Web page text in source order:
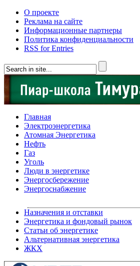
О проекте
Реклама на сайте
Информационные партнеры
Политика конфиденциальности
RSS for Entries
Главная
Электроэнергетика
Атомная Энергетика
Нефть
Газ
Уголь
Люди в энергетике
Энергосбережение
Энергоснабжение
Назначения и отставки
Энергетика и фондовый рынок
Статьи об энергетике
Альтернативная энергетика
ЖКХ